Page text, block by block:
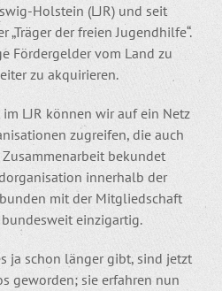
Holstein (LJR) und seit
„Träger der freien Jugendhilfe“.
Fördergelder vom Land zu
zu akquirieren.
LJR können wir auf ein Netz
zugreifen, die auch
bekundet
innerhalb der
mit der Mitgliedschaft
einzigartig.
ja schon länger gibt, sind jetzt
geworden; sie erfahren nun